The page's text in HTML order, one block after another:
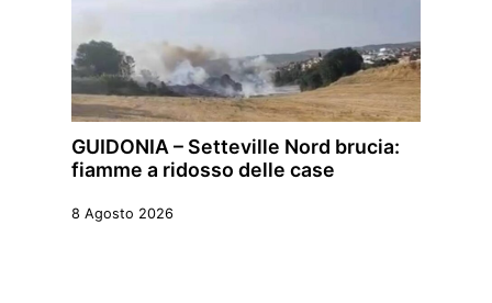
GUIDONIA – Setteville Nord brucia:
fiamme a ridosso delle case
8 Agosto 2026